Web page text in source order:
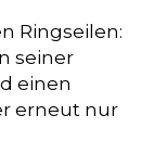
Ringseilen:
seiner
einen
erneut nur